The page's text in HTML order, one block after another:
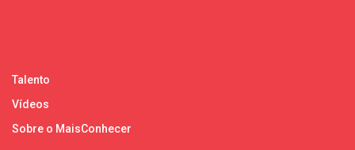
Talento
Vídeos
Sobre o MaisConhecer